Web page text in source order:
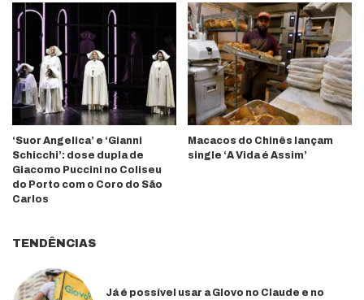
‘Suor Angelica’ e ‘Gianni
Schicchi’: dose dupla de
Giacomo Puccini no Coliseu
do Porto com o Coro do São
Carlos
Macacos do Chinês lançam
single ‘A Vida é Assim’
TENDÊNCIAS
Já é possível usar a Glovo no Claude e no